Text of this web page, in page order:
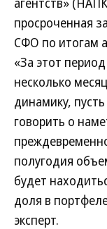
просроченная
СФО по итогам
«За этот
несколько
динамику,
говорить о
полугодия
будет
доля в
эксперт.